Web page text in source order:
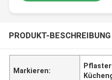
PRODUKT-BESCHREIBUNG
Markieren: